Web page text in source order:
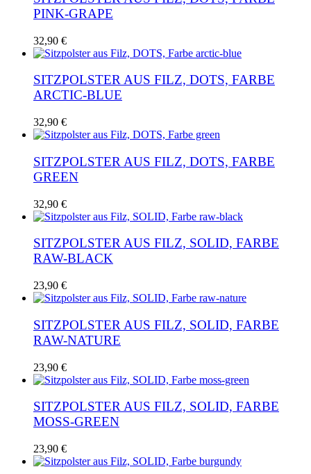
PINK-GRAPE
32,90 €
SITZPOLSTER AUS FILZ, DOTS, FARBE
ARCTIC-BLUE
32,90 €
SITZPOLSTER AUS FILZ, DOTS, FARBE
GREEN
32,90 €
SITZPOLSTER AUS FILZ, SOLID, FARBE
RAW-BLACK
23,90 €
SITZPOLSTER AUS FILZ, SOLID, FARBE
RAW-NATURE
23,90 €
SITZPOLSTER AUS FILZ, SOLID, FARBE
MOSS-GREEN
23,90 €